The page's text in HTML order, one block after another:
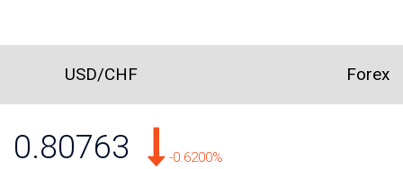
USD/CHF Forex
0.80763 -0.6200%